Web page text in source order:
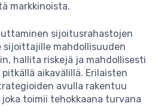
markkinoista.
sijoitusrahastojen
sijoittajille mahdollisuuden
hallita riskejä ja mahdollisesti
aikavälillä. Erilaisten
avulla rakentuu
toimii tehokkaana turvana